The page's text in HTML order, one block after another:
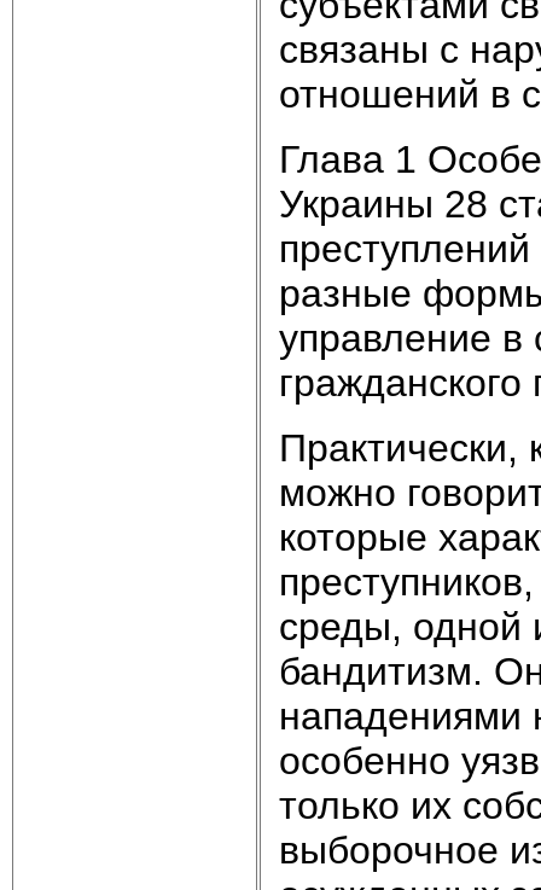
связаны с
отношений в
Глава 1
Украины 28
разные формы
управление в
гражданского
Практически,
можно
которые
среды, одной
бандитизм.
нападениями
особенно
только их
выборочное